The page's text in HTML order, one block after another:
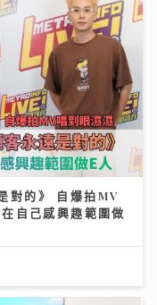
對的》 自爆拍MV
自己感興趣範圍做